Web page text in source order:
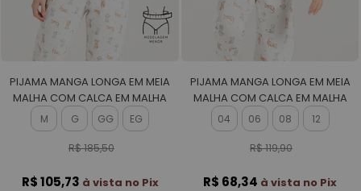
PIJAMA MANGA LONGA EM MEIA
MALHA COM CALCA EM MALHA
ROTATIVA FEMININO
M G GG EG
R$ 185,50
R$ 105,73 à vista no Pix
PIJAMA MANGA LONGA EM MEIA
MALHA COM CALCA EM MALHA
ROTATIVA FEMININO
04 06 08 12
R$ 119,90
R$ 68,34 à vista no Pix